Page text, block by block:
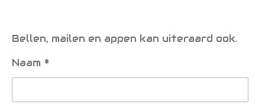
Bellen, mailen en appen kan uiteraard ook.
Naam *